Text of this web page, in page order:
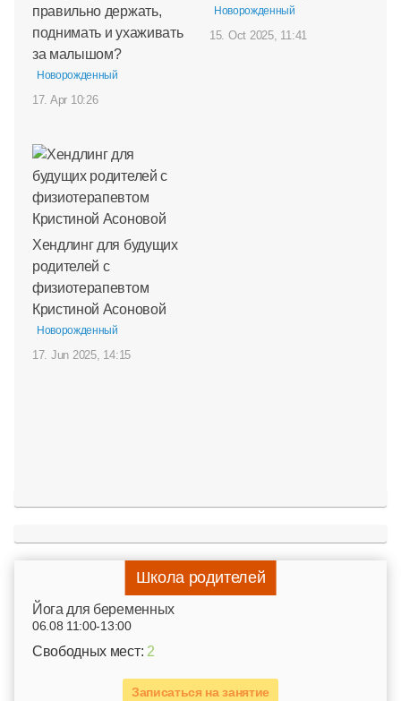
правильно держать,
поднимать и ухаживать
за малышом?
Новорожденный
17. Apr 10:26
Новорожденный
15. Oct 2025, 11:41
Хендлинг для будущих
родителей с
физиотерапевтом
Кристиной Асоновой
Новорожденный
17. Jun 2025, 14:15
Школа родителей
Йога для беременных
06.08 11:00-13:00
Свободных мест: 2
Записаться на занятие